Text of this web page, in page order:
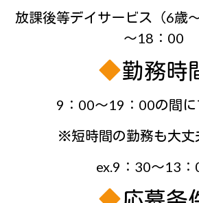
放課後等デイサービス（6歳
～18：00
勤務時
9：00～19：00の間
※短時間の勤務も大
ex.9：30～13：